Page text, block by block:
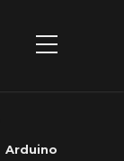
Arduino